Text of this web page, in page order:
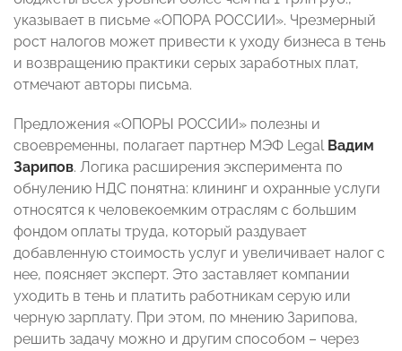
указывает в письме «ОПОРА РОССИИ». Чрезмерный
рост налогов может привести к уходу бизнеса в тень
и возвращению практики серых заработных плат,
отмечают авторы письма.
Предложения «ОПОРЫ РОССИИ» полезны и
своевременны, полагает партнер МЭФ Legal Вадим
Зарипов. Логика расширения эксперимента по
обнулению НДС понятна: клининг и охранные услуги
относятся к человекоемким отраслям с большим
фондом оплаты труда, который раздувает
добавленную стоимость услуг и увеличивает налог с
нее, поясняет эксперт. Это заставляет компании
уходить в тень и платить работникам серую или
черную зарплату. При этом, по мнению Зарипова,
решить задачу можно и другим способом – через